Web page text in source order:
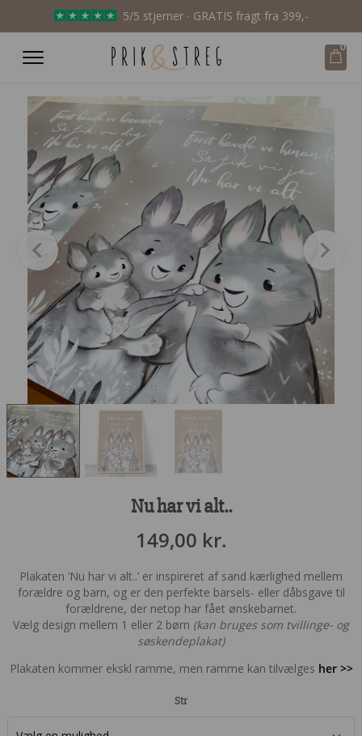
5/5 stjerner ∙ GRATIS fragt fra 399,-
0
Nu har vi alt..
149,00 kr.
Plakaten ‘Nu har vi alt..’ er inspireret af sand kærlighed mellem
forældre og barn, og er den perfekte barsels- eller dåbsgave til
forældrene, der netop har fået ønskebarnet.
Vælg design mellem 1 eller 2 børn (kan bruges som tvillinge- og
søskendeplakat)
Plakaten kommer ekskl ramme, men ramme kan tilvælges her >>
Str